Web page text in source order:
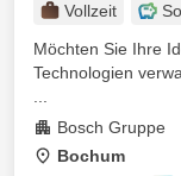
Vollzeit
Möchten Sie Ihre
Technologien
Bosch Gruppe
Bochum